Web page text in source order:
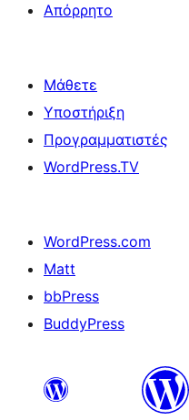
Απόρρητο
Μάθετε
Υποστήριξη
Προγραμματιστές
WordPress.TV
WordPress.com
Matt
bbPress
BuddyPress